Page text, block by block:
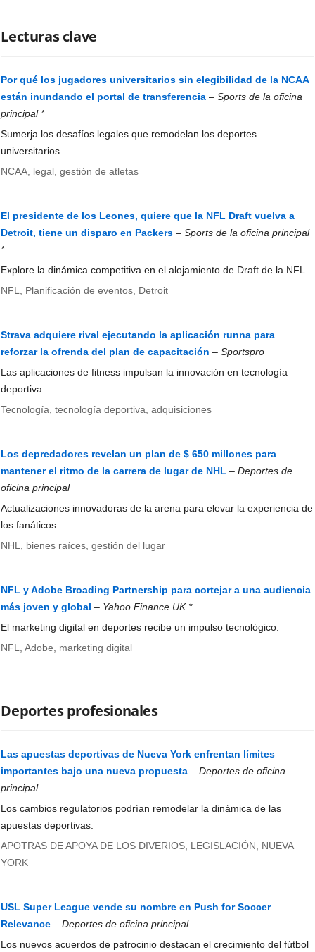
Lecturas clave
Por qué los jugadores universitarios sin elegibilidad de la NCAA
están inundando el portal de transferencia –Sports de la oficina
principal *
Sumerja los desafíos legales que remodelan los deportes
universitarios.
NCAA, legal, gestión de atletas
El presidente de los Leones, quiere que la NFL Draft vuelva a
Detroit, tiene un disparo en Packers –Sports de la oficina principal
*
Explore la dinámica competitiva en el alojamiento de Draft de la NFL.
NFL, Planificación de eventos, Detroit
Strava adquiere rival ejecutando la aplicación runna para
reforzar la ofrenda del plan de capacitación –Sportspro
Las aplicaciones de fitness impulsan la innovación en tecnología
deportiva.
Tecnología, tecnología deportiva, adquisiciones
Los depredadores revelan un plan de $ 650 millones para
mantener el ritmo de la carrera de lugar de NHL –Deportes de
oficina principal
Actualizaciones innovadoras de la arena para elevar la experiencia de
los fanáticos.
NHL, bienes raíces, gestión del lugar
NFL y Adobe Broading Partnership para cortejar a una audiencia
más joven y global – Yahoo Finance UK *
El marketing digital en deportes recibe un impulso tecnológico.
NFL, Adobe, marketing digital
Deportes profesionales
Las apuestas deportivas de Nueva York enfrentan límites
importantes bajo una nueva propuesta –Deportes de oficina
principal
Los cambios regulatorios podrían remodelar la dinámica de las
apuestas deportivas.
APOTRAS DE APOYA DE LOS DIVERIOS, LEGISLACIÓN, NUEVA
YORK
USL Super League vende su nombre en Push for Soccer
Relevance –Deportes de oficina principal
Los nuevos acuerdos de patrocinio destacan el crecimiento del fútbol